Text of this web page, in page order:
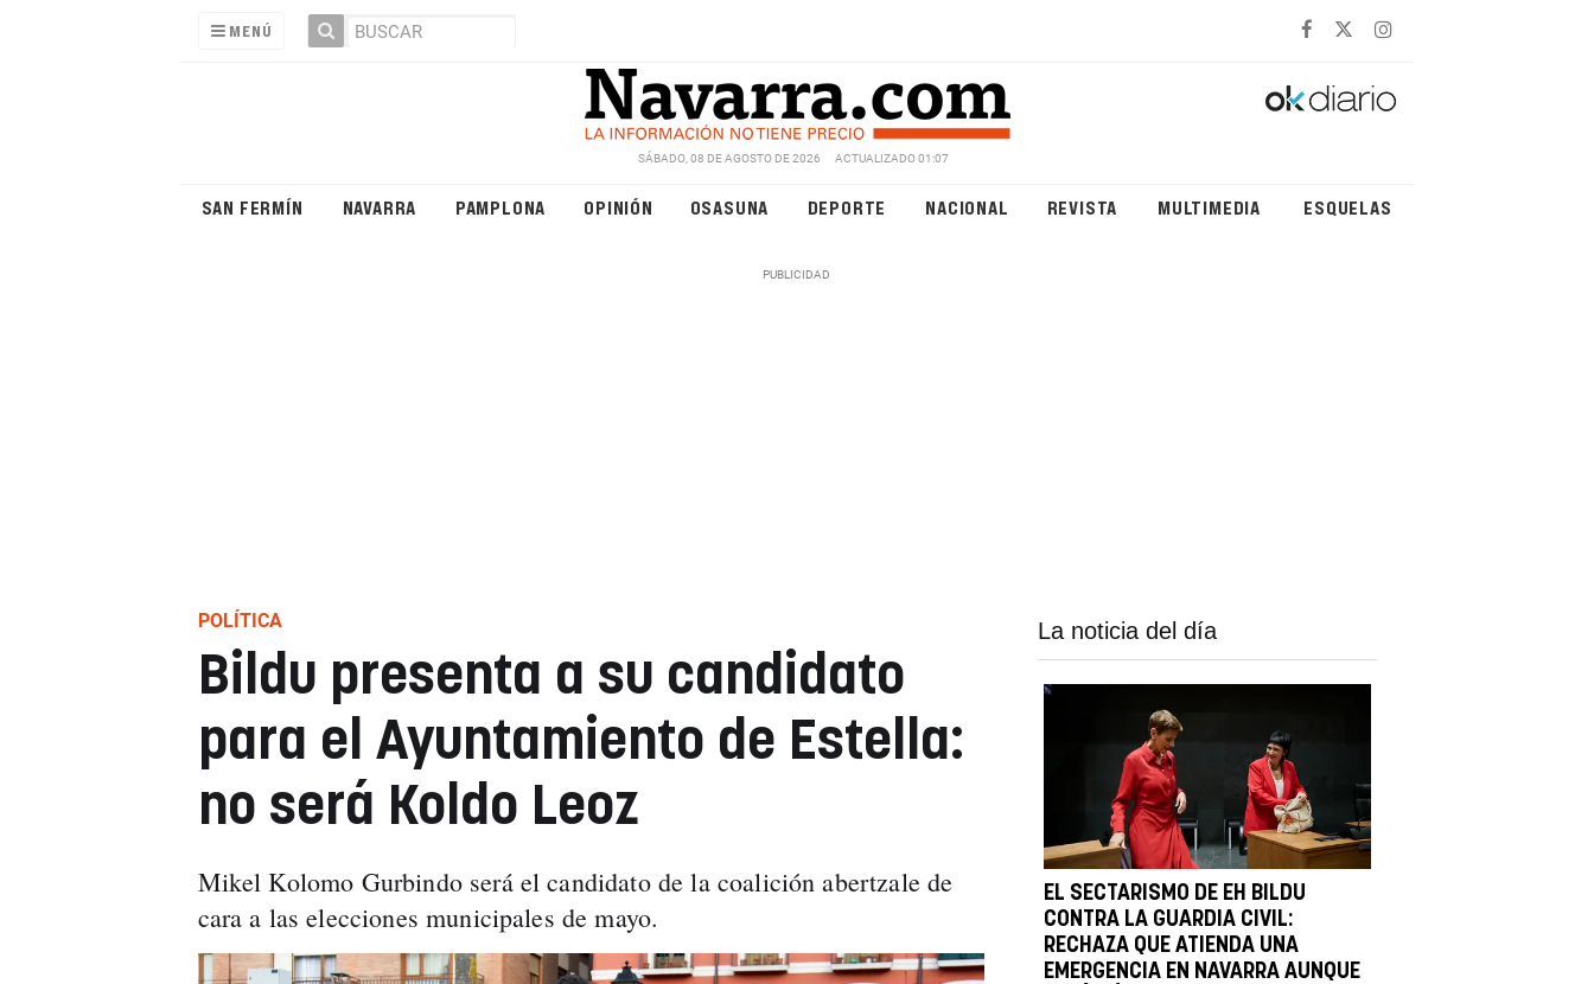
MENÚ
SÁBADO, 08 DE AGOSTO DE 2026 ACTUALIZADO 01:07
SAN FERMÍN NAVARRA PAMPLONA OPINIÓN OSASUNA DEPORTE NACIONAL REVISTA MULTIMEDIA ESQUELAS
POLÍTICA
Bildu presenta a su candidato
para el Ayuntamiento de Estella:
no será Koldo Leoz
Mikel Kolomo Gurbindo será el candidato de la coalición abertzale de
cara a las elecciones municipales de mayo.
La noticia del día
EL SECTARISMO DE EH BILDU
CONTRA LA GUARDIA CIVIL:
RECHAZA QUE ATIENDA UNA
EMERGENCIA EN NAVARRA AUNQUE